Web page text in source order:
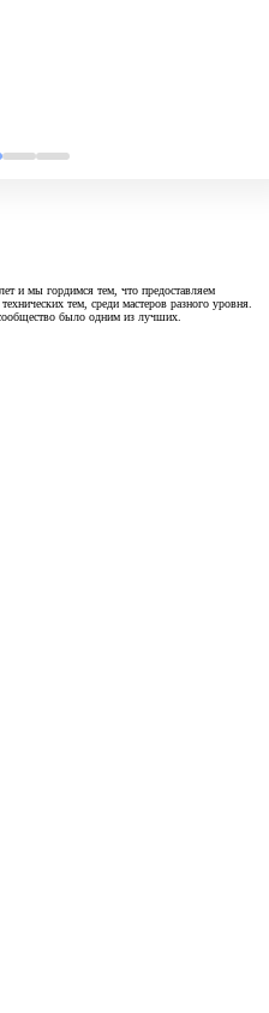
и мы гордимся тем, что предоставляем
тем, среди мастеров разного уровня.
было одним из лучших.